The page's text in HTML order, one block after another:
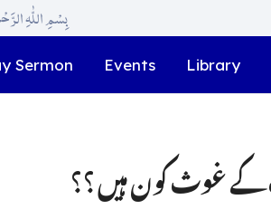
بِسْمِ اللّٰہِ
Sermon Events Library